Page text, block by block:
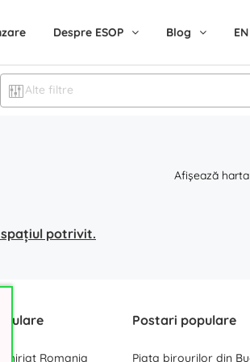
Despre ESOP Blog EN
Alte filtre
Afișează harta
potrivit.
Romania
Postari populare